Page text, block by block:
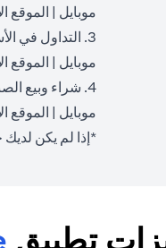
موبايل | الموقع
3. التداول في الأسهم
موبايل | الموقع
4. شراء وبيع الصناديق المشتركة
موبايل | الموقع
*إذا لم يكن
تطبيق